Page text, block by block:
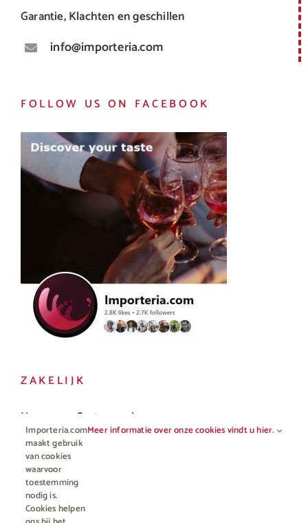
Garantie, Klachten en geschillen
info@importeria.com
FOLLOW US ON FACEBOOK
ZAKELIJK
Horeca en Gastronomie
Vakhandel
Importeria.com
maakt gebruik
van cookies
waarvoor
toestemming
nodig is.
Cookies helpen
Meer informatie over onze cookies vindt u hier.